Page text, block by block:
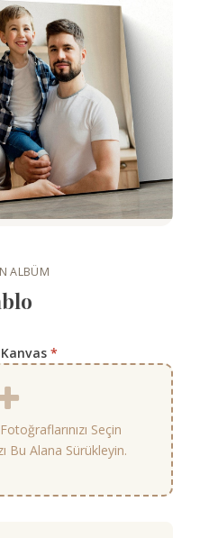
ALBÜM
*
Seçin
Bu Alana Sürükleyin.